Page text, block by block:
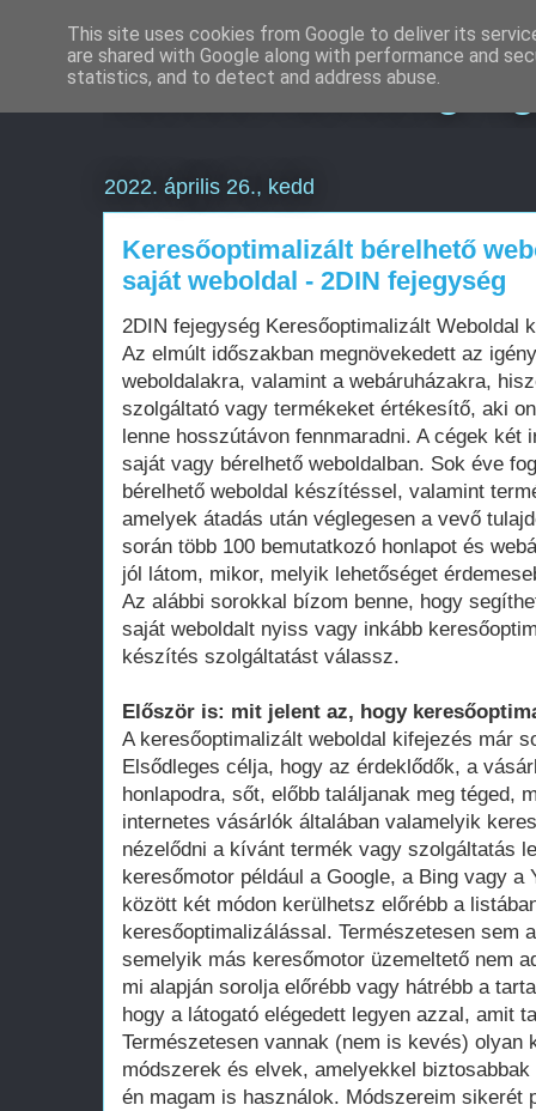
Keresőmarketing
2022. április 26., kedd
Keresőoptimalizált bérelhető
saját weboldal - 2DIN fejegység
2DIN fejegység Keresőoptimalizált Weboldal
Az elmúlt időszakban megnövekedett az
weboldalakra, valamint a webáruházakra,
szolgáltató vagy termékeket értékesítő, aki
lenne hosszútávon fennmaradni. A cégek két
saját vagy bérelhető weboldalban. Sok éve
bérelhető weboldal készítéssel, valamint
amelyek átadás után véglegesen a vevő
során több 100 bemutatkozó honlapot és
jól látom, mikor, melyik lehetőséget
Az alábbi sorokkal bízom benne, hogy
saját weboldalt nyiss vagy inkább
készítés szolgáltatást válassz.
Először is: mit jelent az, hogy
A keresőoptimalizált weboldal kifejezés már
Elsődleges célja, hogy az érdeklődők, a
honlapodra, sőt, előbb találjanak meg téged,
internetes vásárlók általában valamelyik
nézelődni a kívánt termék vagy szolgáltatás
keresőmotor például a Google, a Bing vagy a
között két módon kerülhetsz előrébb a
keresőoptimalizálással. Természetesen sem
semelyik más keresőmotor üzemeltető nem
mi alapján sorolja előrébb vagy hátrébb a
hogy a látogató elégedett legyen azzal, amit
Természetesen vannak (nem is kevés) olyan
módszerek és elvek, amelyekkel
én magam is használok. Módszereim sikerét
This site uses cookies from Google to deliver its
are shared with Google along with performance and
statistics, and to detect and address abuse.